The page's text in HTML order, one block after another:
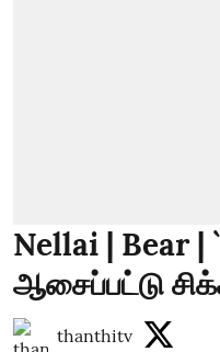
Nellai | Bear |
ஆசைப்பட்டு
thanthitv